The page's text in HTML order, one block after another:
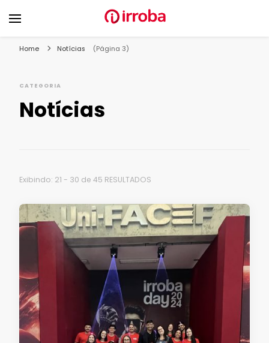
Home Notícias (Página 3)
CATEGORIA
Notícias
Exibindo: 21 - 30 de 45 RESULTADOS